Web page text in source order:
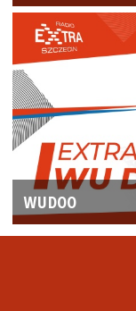
WUDOO